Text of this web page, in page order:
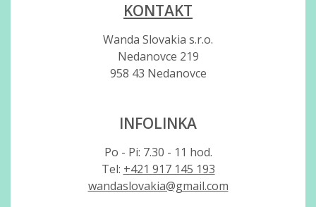
KONTAKT
Wanda Slovakia s.r.o.
Nedanovce 219
958 43 Nedanovce
INFOLINKA
Po - Pi: 7.30 - 11 hod.
Tel: +421 917 145 193
wandaslovakia@gmail.com